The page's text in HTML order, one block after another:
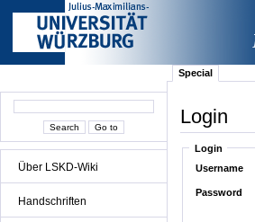
Über LSKD-Wiki
Handschriften
Special
Login
Login
Username
Password